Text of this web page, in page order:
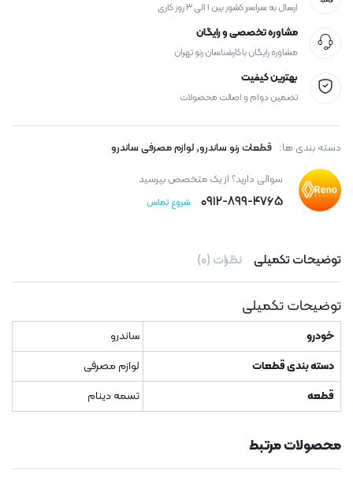
ارسال به سراسر کشور بین ۱ الی ۳ روز کاری
مشاوره تخصصی و رایگان
مشاوره رایگان با کارشناسان رنو تهران
بهترین کیفیت
تضمین دوام و اصالت محصولات
دسته بندی ها: قطعات رنو ساندرو,لوازم مصرفی ساندرو
سوالی دارید؟ از یک متخصص بپرسید
۰۹۱۲-۸۹۹-۴۷۶۵ شروع تماس
توضیحات تکمیلی نظرات (۰)
توضیحات تکمیلی
خودرو
ساندرو
دسته بندی قطعات
لوازم مصرفی
قطعه
تسمه دینام
محصولات مرتبط